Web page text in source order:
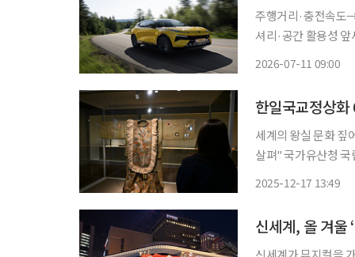
주행거리·충전속도
셔리·공간 활용성 앞세워 '프리미엄 시
2026-07-11 09:00
한일국교정상
세계의 왕실 문화 짚
살펴" 국가유산청 국립고궁박물관은 18일부터 내년 2월 22일까지 박물관 개관 20주년과 한
2025-12-17 13:49
신세계, 올 겨울